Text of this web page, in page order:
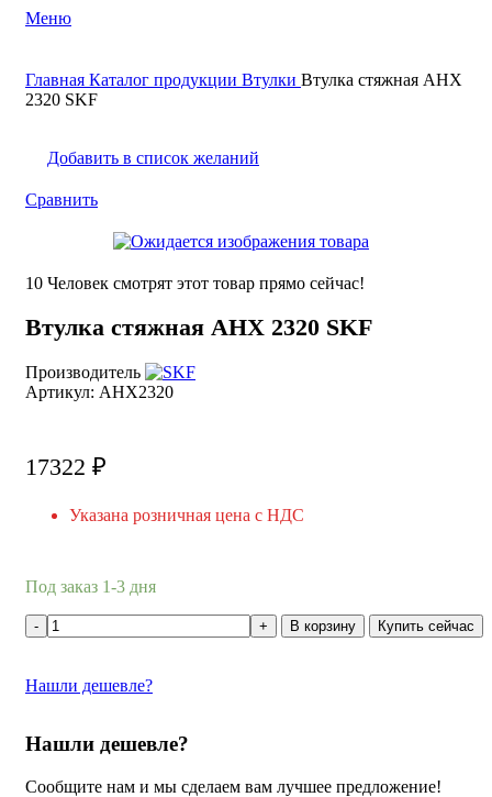
Меню
0элемент 0₽
Главная Каталог продукции Втулки Втулка стяжная AHX
2320 SKF
Добавить в список желаний
Сравнить
10 Человек смотрят этот товар прямо сейчас!
Втулка стяжная AHX 2320 SKF
Производитель
Артикул: AHX2320
17322 ₽
Указана розничная цена с НДС
Под заказ 1-3 дня
В корзину Купить сейчас
Нашли дешевле?
Нашли дешевле?
Сообщите нам и мы сделаем вам лучшее предложение!